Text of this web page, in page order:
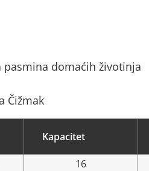
pasmina domaćih životinja
Čižmak
Kapacitet
16